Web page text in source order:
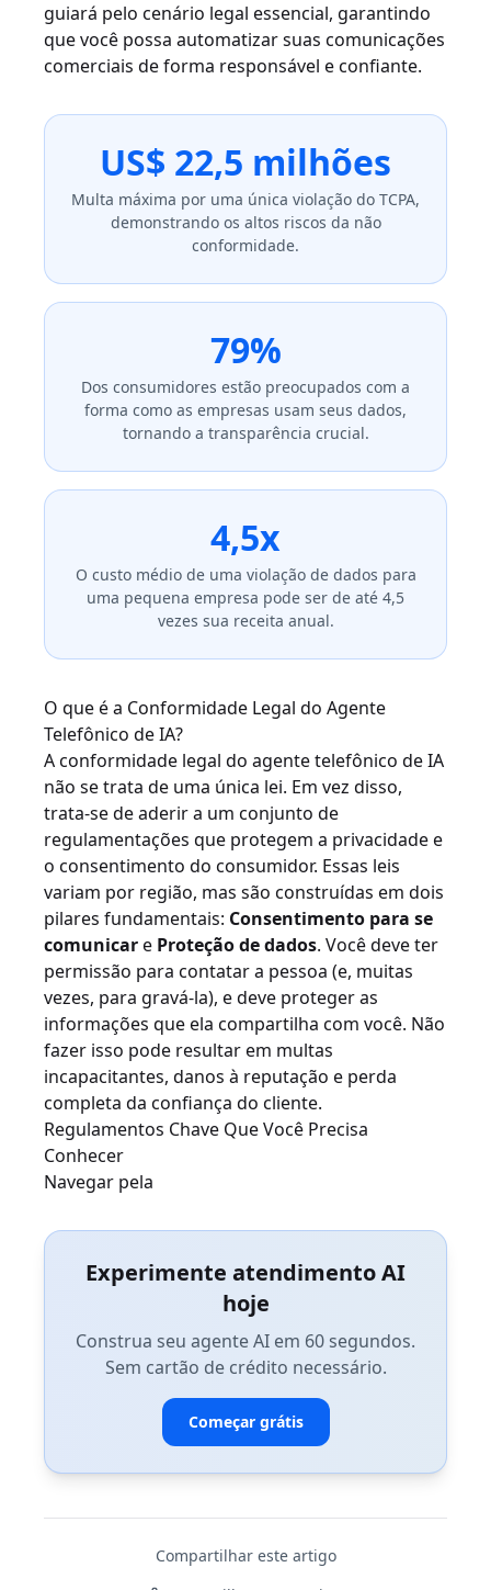
guiará pelo cenário legal essencial, garantindo
que você possa automatizar suas comunicações
comerciais de forma responsável e confiante.
US$ 22,5 milhões
Multa máxima por uma única violação do TCPA,
demonstrando os altos riscos da não
conformidade.
79%
Dos consumidores estão preocupados com a
forma como as empresas usam seus dados,
tornando a transparência crucial.
4,5x
O custo médio de uma violação de dados para
uma pequena empresa pode ser de até 4,5
vezes sua receita anual.
O que é a Conformidade Legal do Agente
Telefônico de IA?
A conformidade legal do agente telefônico de IA
não se trata de uma única lei. Em vez disso,
trata-se de aderir a um conjunto de
regulamentações que protegem a privacidade e
o consentimento do consumidor. Essas leis
variam por região, mas são construídas em dois
pilares fundamentais: Consentimento para se
comunicare Proteção de dados. Você deve ter
permissão para contatar a pessoa (e, muitas
vezes, para gravá-la), e deve proteger as
informações que ela compartilha com você. Não
fazer isso pode resultar em multas
incapacitantes, danos à reputação e perda
completa da confiança do cliente.
Regulamentos Chave Que Você Precisa
Conhecer
Navegar pela
Experimente atendimento AI
hoje
Construa seu agente AI em 60 segundos.
Sem cartão de crédito necessário.
Começar grátis
Compartilhar este artigo